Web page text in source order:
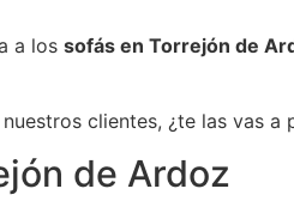
a los sofás en Torrejón de
clientes, ¿te las vas a
de Ardoz